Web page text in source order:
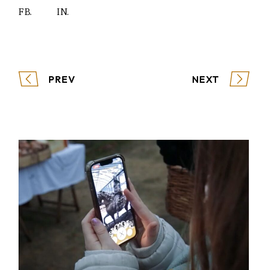
FB. IN.
PREV NEXT